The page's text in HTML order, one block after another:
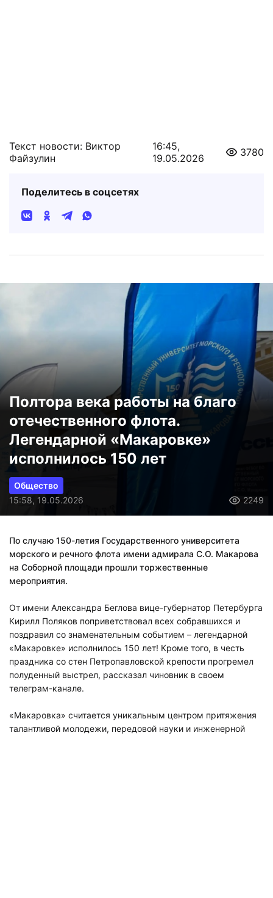
Текст новости: Виктор
Файзулин
16:45,
19.05.2026
3780
Поделитесь в соцсетях
Полтора века работы на благо
отечественного флота.
Легендарной «Макаровке»
исполнилось 150 лет
Общество
15:58, 19.05.2026
2249
По случаю 150-летия Государственного университета
морского и речного флота имени адмирала С.О. Макарова
на Соборной площади прошли торжественные
мероприятия.
От имени Александра Беглова вице-губернатор Петербурга
Кирилл Поляков поприветствовал всех собравшихся и
поздравил со знаменательным событием – легендарной
«Макаровке» исполнилось 150 лет! Кроме того, в честь
праздника со стен Петропавловской крепости прогремел
полуденный выстрел, рассказал чиновник в своем
телеграм-канале.
«Макаровка» считается уникальным центром притяжения
талантливой молодежи, передовой науки и инженерной